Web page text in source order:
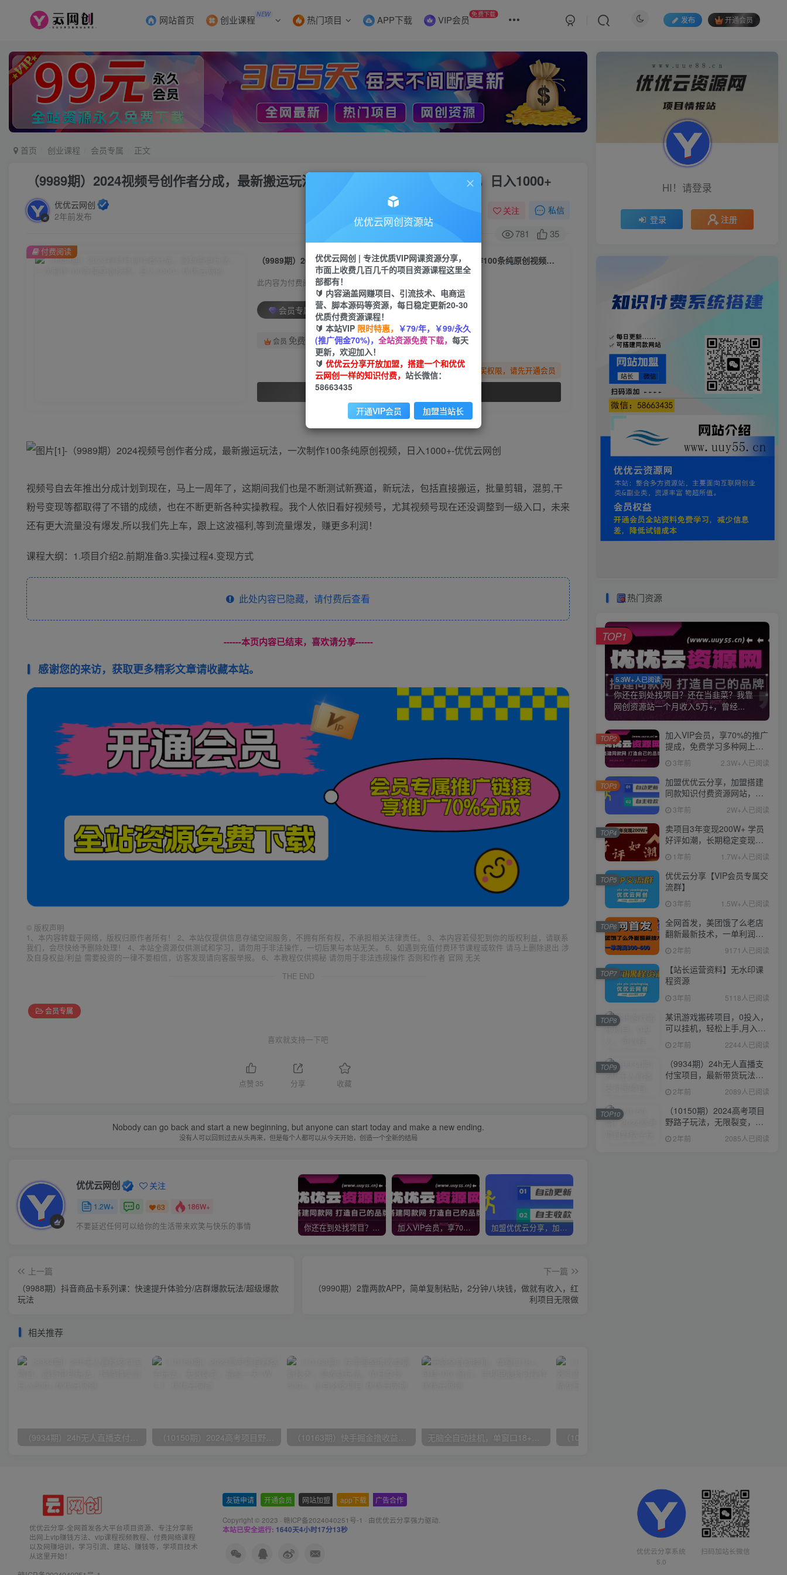
网站首页 创业课程 NEW 热门项目 APP下载 VIP会员 免费下载
发布 开通会员
首页 创业课程 会员专属 正文
（9989期）2024视频号创作者分成，最新搬运玩法，一次制作100条纯原创视频，日入1000+
优优云网创
2年前发布
关注 私信
781 35
（9989期）2024视频号创作者分成，最新搬运玩法，一次制作100条纯原创视频，日入1000+
此内容为付费阅读，请付费后查看
会员专属资源
会员 免费
您暂无购买权限，请先开通会员
付费阅读
视频号自去年推出分成计划到现在，马上一周年了，这期间我们也是不断测试新赛道，新玩法，包括直接搬运，批量剪辑，混剪,干
粉号变现等都取得了不错的成绩，也在不断更新各种实操教程。我个人依旧看好视频号，尤其视频号现在还没调整到一级入口，未来
还有更大流量没有爆发,所以我们先上车，跟上这波福利,等到流量爆发，赚更多利润！
课程大纲：1.项目介绍2.前期准备3.实操过程4.变现方式
此处内容已隐藏，请付费后查看
------本页内容已结束，喜欢请分享------
感谢您的来访，获取更多精彩文章请收藏本站。
© 版权声明
1、本内容转载于网络，版权归原作者所有！ 2、本站仅提供信息存储空间服务，不拥有所有权，不承担相关法律责任。 3、本内容若侵犯到你的版权利益，请联系
我们，会尽快给予删除处理！ 4、本站全资源仅供测试和学习，请勿用于非法操作，一切后果与本站无关。 5、如遇到充值付费环节课程或软件 请马上删除退出 涉
及自身权益/利益 需要投资的一律不要相信，访客发现请向客服举报。 6、本教程仅供揭秘 请勿用于非法违规操作 否则和作者 官网 无关
THE END
会员专属
喜欢就支持一下吧
点赞 35 分享 收藏
Nobody can go back and start a new beginning, but anyone can start today and make a new ending.
没有人可以回到过去从头再来，但是每个人都可以从今天开始，创造一个全新的结局
优优云网创 关注
1.2W+ 0 63 186W+
不要延迟任何可以给你的生活带来欢笑与快乐的事情 你还在到处找项目？还在当韭菜？我靠网创资源站一个月收入5万+，曾经我也是个失败者。 加入VIP会员，享70%的推广提成，免费学习多种网上创业课程，菜鸟秒变大神！ 加盟优优云分享，加盟搭建同款知识付费资源网站，实现长期稳定被动收入~
上一篇
（9988期）抖音商品卡系列课：快速提升体验分/店群爆款玩法/超级爆款
玩法
下一篇
（9990期）2靠两款APP，简单复制粘贴，2分钟八块钱，做就有收入，红
利项目无限做
相关推荐
（9934期）24h无人直播支付宝项目，最新带货玩法，纯躺赚实测日入500+ （10150期）2024高考项目野路子玩法，无限裂变，最高一天1W＋！ （10163期）快手掘金撸收益最新技术，高收益玩法，单日变现500+，小白必备项目 无脑全自动挂机，单窗口18+，可挂100+窗口，手机电脑均可操作
HI！请登录
登录 注册
热门资源
5.3W+人已阅读
你还在到处找项目？还在当韭菜？我靠
网创资源站一个月收入5万+，曾经...
TOP1
加入VIP会员，享70%的推广
提成，免费学习多种网上创
业课程，菜鸟秒变大神！
3年前 2.3W+人已阅读
TOP2
加盟优优云分享，加盟搭建
同款知识付费资源网站，实
现长期稳定被动收入~
3年前 2W+人已阅读
TOP3
卖项目3年变现200W+ 学员
好评如潮，长期稳定变现，
可以一直干到老！
1年前 1.7W+人已阅读
TOP4
优优云分享【VIP会员专属交
流群】
3年前 1.5W+人已阅读
TOP5
全网首发，美团饿了么老店
翻新最新技术，一单利润
300-600
2年前 9171人已阅读
TOP6
【站长运营资料】无水印课
程资源
3年前 5118人已阅读
TOP7
某讯游戏搬砖项目，0投入，
可以挂机，轻松上手,月入
3000+上不封顶
2年前 2244人已阅读
TOP8
（9934期）24h无人直播支
付宝项目，最新带货玩法，
纯躺赚实测日入500+
2年前 2089人已阅读
TOP9
（10150期）2024高考项目
野路子玩法，无限裂变，最
高一天1W＋！
2年前 2085人已阅读
TOP10
优优云分享-全网首发各大平台项目资源、专注分享新
出网上vip赚钱方法、vip课程视频教程、付费网络课程
以及网赚培训，学习引流、建站、赚钱等，学项目技术
从这里开始！
友链申请 开通会员 网站加盟 app下载 广告合作
Copyright © 2023 · 赣ICP备2024040251号-1 · 由优优云分享强力驱动.
本站已安全运行: 1640天4小时17分14秒
优优云分享系统
5.0
扫码加站长微信
优优云网创资源站
优优云网创 | 专注优质VIP网课资源分享，
市面上收费几百几千的项目资源课程这里全
部都有！
🔰 内容涵盖网赚项目、引流技术、电商运
营、脚本源码等资源，每日稳定更新20-30
优质付费资源课程！
🔰 本站VIP 限时特惠， ￥79/年，￥99/永久
(推广佣金70%)， 全站资源免费下载， 每天
更新，欢迎加入！
🔰 优优云分享开放加盟，搭建一个和优优
云网创一样的知识付费， 站长微信：
58663435
开通VIP会员 加盟当站长